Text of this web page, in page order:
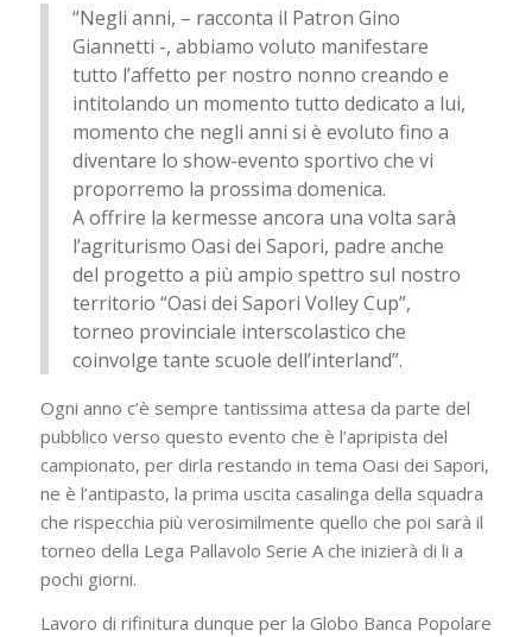
“Negli anni, – racconta il Patron Gino
Giannetti -, abbiamo voluto manifestare
tutto l’affetto per nostro nonno creando e
intitolando un momento tutto dedicato a lui,
momento che negli anni si è evoluto fino a
diventare lo show-evento sportivo che vi
proporremo la prossima domenica.
A offrire la kermesse ancora una volta sarà
l’agriturismo Oasi dei Sapori, padre anche
del progetto a più ampio spettro sul nostro
territorio “Oasi dei Sapori Volley Cup”,
torneo provinciale interscolastico che
coinvolge tante scuole dell’interland”.
Ogni anno c’è sempre tantissima attesa da parte del
pubblico verso questo evento che è l’apripista del
campionato, per dirla restando in tema Oasi dei Sapori,
ne è l’antipasto, la prima uscita casalinga della squadra
che rispecchia più verosimilmente quello che poi sarà il
torneo della Lega Pallavolo Serie A che inizierà di li a
pochi giorni.
Lavoro di rifinitura dunque per la Globo Banca Popolare